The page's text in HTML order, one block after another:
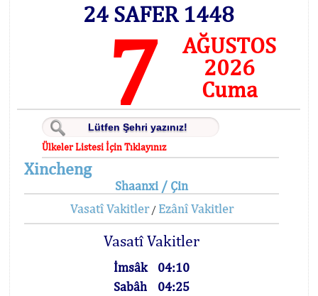
24 SAFER 1448
7
AĞUSTOS
2026
Cuma
Ülkeler Listesi İçin Tıklayınız
Xincheng
Shaanxi / Çin
Vasatî Vakitler/ Ezânî Vakitler
Vasatî Vakitler
İmsâk
04:10
Sabâh
04:25